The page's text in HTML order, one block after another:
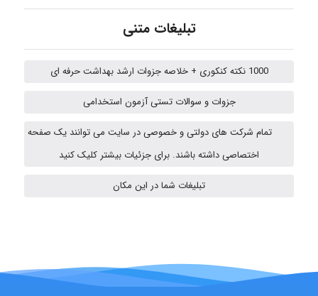
Shamim.khojasteh74
Hagar
تبلیغات متنی
1000 نکته کنکوری + خلاصه جزوات ارشد بهداشت حرفه ای
جزوات و سوالات تستی آزمون استخدامی
تمام شرکت های دولتی و خصوصی در سایت می توانند یک صفحه
اختصاصی داشته باشند. برای جزئیات بیشتر کلیک کنید
تبلیغات شما در این مکان